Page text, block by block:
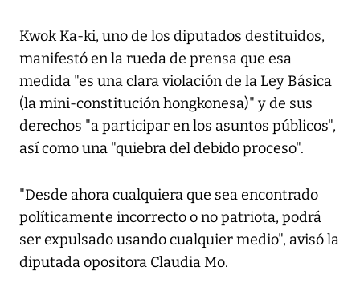
Kwok Ka-ki, uno de los diputados destituidos,
manifestó en la rueda de prensa que esa
medida "es una clara violación de la Ley Básica
(la mini-constitución hongkonesa)" y de sus
derechos "a participar en los asuntos públicos",
así como una "quiebra del debido proceso".
"Desde ahora cualquiera que sea encontrado
políticamente incorrecto o no patriota, podrá
ser expulsado usando cualquier medio", avisó la
diputada opositora Claudia Mo.